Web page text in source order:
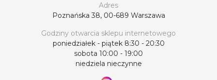
Adres
Poznańska 38, 00-689 Warszawa
Godziny otwarcia sklepu internetowego
poniedziałek - piątek 8:30 - 20:30
sobota 10:00 - 19:00
niedziela nieczynne